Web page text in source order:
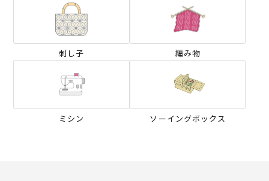
刺し子 編み物
ミシン ソーイングボックス